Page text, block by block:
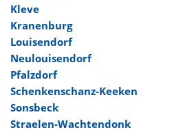
Kleve
Kranenburg
Louisendorf
Neulouisendorf
Pfalzdorf
Schenkenschanz-Keeken
Sonsbeck
Straelen-Wachtendonk